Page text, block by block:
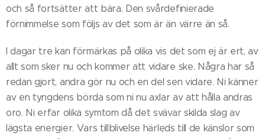
och så fortsätter att bära. Den svårdefinierade
förnimmelse som följs av det som är än värre än så.
I dagar tre kan förmärkas på olika vis det som ej är ert, av
allt som sker nu och kommer att vidare ske. Några har så
redan gjort, andra gör nu och en del sen vidare. Ni känner
av en tyngdens börda som ni nu axlar av att hålla andras
oro. Ni erfar olika symtom då det svävar skilda slag av
lägsta energier. Vars tillblivelse härleds till de känslor som